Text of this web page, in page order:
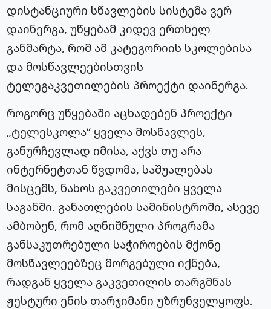
დისტანციური სწავლების სისტემა ვერ
დაინერგა, უწყებამ კიდევ ერთხელ
განმარტა, რომ ამ კატეგორიის სკოლებისა
და მოსწავლეებისთვის
ტელეგაკვეთილების პროექტი დაინერგა.
როგორც უწყებაში აცხადებენ პროექტი
„ტელესკოლა“ ყველა მოსწავლეს,
განურჩევლად იმისა, აქვს თუ არა
ინტერნეტთან წვდომა, საშუალებას
მისცემს, ნახოს გაკვეთილები ყველა
საგანში. განათლების სამინისტროში, ასევე
ამბობენ, რომ აღნიშნული პროგრამა
განსაკუთრებული საჭიროების მქონე
მოსწავლეებზეც მორგებული იქნება,
რადგან ყველა გაკვეთილის თარგმნას
ჟესტური ენის თარჯიმანი უზრუნველყოფს.